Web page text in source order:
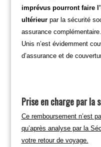
imprévus pourront faire
ultérieurpar la sécurité
assurance
Unis n’est évidemment
d’assurance et de
Prise en charge par la
Ce remboursement n’est
qu’après analyse par la
votre retour de voyage.